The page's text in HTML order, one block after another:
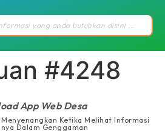
#4248
App Web Desa
Ketika Melihat Informasi
Dalam Genggaman